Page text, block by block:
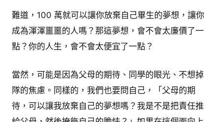
難道，100 萬就可以讓你放棄自己畢生的夢想，讓你
成為渾渾噩噩的人嗎？那這夢想，會不會太廉價了一
點？你的人生，會不會太便宜了一點？
當然，可能是因為父母的期待、同學的眼光、不想掉
隊的焦慮。同樣的，我們也要問自己，「父母的期
待，可以讓我放棄自己的夢想嗎？我是不是把責任推